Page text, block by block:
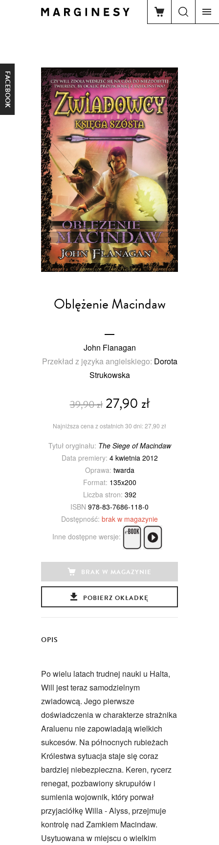
FACEBOOK
Oblężenie Macindaw
John Flanagan
Przekład z języka angielskiego: Dorota
Strukowska
39,90 zł27,90 zł
Najniższa cena z ostatnich 30 dni: 27,90 zł
Tytuł oryginału: The Siege of Macindaw
Data premiery: 4 kwietnia 2012
Oprawa: twarda
Format: 135x200
Liczba stron: 392
ISBN 978-83-7686-118-0
Dostępność: brak w magazynie
Inne dostępne wersje:
BRAK W MAGAZYNIE
POBIERZ OKŁADKĘ
OPIS
Po wielu latach trudnej nauki u Halta,
Will jest teraz samodzielnym
zwiadowcą. Jego pierwsze
doświadczenia w charakterze strażnika
Araluenu nie zapowiadają wielkich
sukcesów. Na północnych rubieżach
Królestwa sytuacja staje się coraz
bardziej niebezpieczna. Keren, rycerz
renegat, pozbawiony skrupułów i
sumienia wojownik, który porwał
przyjaciółkę Willa - Alyss, przejmuje
kontrolę nad Zamkiem Macindaw.
Usytuowana w miejscu o wielkim